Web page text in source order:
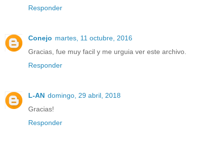
Responder
Conejo martes, 11 octubre, 2016
Gracias, fue muy facil y me urguia ver este archivo.
Responder
L-AN domingo, 29 abril, 2018
Gracias!
Responder